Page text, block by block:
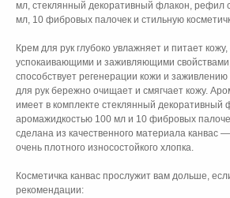
мл, стеклянный декоративный флакон, рефил
мл, 10 фибровых палочек и стильную
Крем для рук глубоко увлажняет и питает
успокаивающими и заживляющими
способствует регенерации кожи и
для рук бережно очищает и смягчает кожу.
имеет в комплекте стеклянный декоративный
аромажидкостью 100 мл и 10 фибровых
сделана из качественного материала канвас
очень плотного износостойкого хлопка.
Косметичка канвас прослужит вам дольше,
рекомендации: